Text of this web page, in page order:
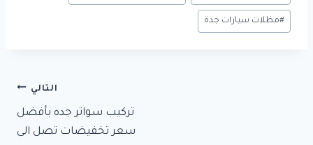
#مظلات سيارات جدة
التالي
تركيب سواتر جده بأفضل
سعر تخفيضات تصل الى